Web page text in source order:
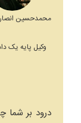
محمدحسین
وکیل پایه یک
درود بر شما